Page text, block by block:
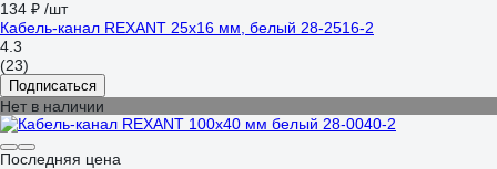
134 ₽ /шт
Кaбель-канал REXANT 25x16 мм, белый 28-2516-2
4.3
(23)
Подписаться
Нет в наличии
Последняя цена